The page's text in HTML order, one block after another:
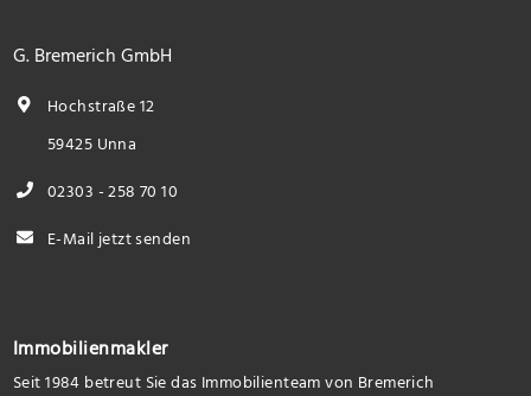
G. Bremerich GmbH
Hochstraße 12
59425 Unna
02303 - 258 70 10
E-Mail jetzt senden
Immobilienmakler
Seit 1984 betreut Sie das Immobilienteam von Bremerich